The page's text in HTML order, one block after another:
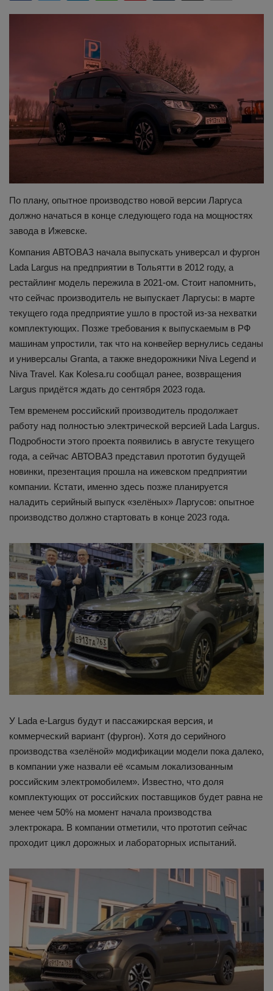
Наука и открытия
По плану, опытное производство новой версии Ларгуса
должно начаться в конце следующего года на мощностях
завода в Ижевске.
Компания АВТОВАЗ начала выпускать универсал и фургон
Lada Largus на предприятии в Тольятти в 2012 году, а
рестайлинг модель пережила в 2021-ом. Стоит напомнить,
что сейчас производитель не выпускает Ларгусы: в марте
текущего года предприятие ушло в простой из-за нехватки
комплектующих. Позже требования к выпускаемым в РФ
машинам упростили, так что на конвейер вернулись седаны
и универсалы Granta, а также внедорожники Niva Legend и
Niva Travel. Как Kolesa.ru сообщал ранее, возвращения
Largus придётся ждать до сентября 2023 года.
Тем временем российский производитель продолжает
работу над полностью электрической версией Lada Largus.
Подробности этого проекта появились в августе текущего
года, а сейчас АВТОВАЗ представил прототип будущей
новинки, презентация прошла на ижевском предприятии
компании. Кстати, именно здесь позже планируется
наладить серийный выпуск «зелёных» Ларгусов: опытное
производство должно стартовать в конце 2023 года.
У Lada e-Largus будут и пассажирская версия, и
коммерческий вариант (фургон). Хотя до серийного
производства «зелёной» модификации модели пока далеко,
в компании уже назвали её «самым локализованным
российским электромобилем». Известно, что доля
комплектующих от российских поставщиков будет равна не
менее чем 50% на момент начала производства
электрокара. В компании отметили, что прототип сейчас
проходит цикл дорожных и лабораторных испытаний.